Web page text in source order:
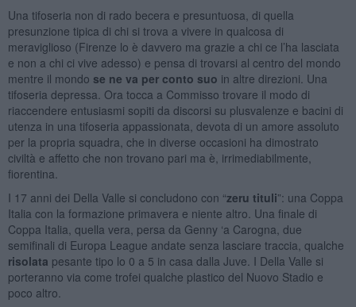
Una tifoseria non di rado becera e presuntuosa, di quella
presunzione tipica di chi si trova a vivere in qualcosa di
meraviglioso (Firenze lo è davvero ma grazie a chi ce l’ha lasciata
e non a chi ci vive adesso) e pensa di trovarsi al centro del mondo
mentre il mondo se ne va per conto suo in altre direzioni. Una
tifoseria depressa. Ora tocca a Commisso trovare il modo di
riaccendere entusiasmi sopiti da discorsi su plusvalenze e bacini di
utenza in una tifoseria appassionata, devota di un amore assoluto
per la propria squadra, che in diverse occasioni ha dimostrato
civiltà e affetto che non trovano pari ma è, irrimediabilmente,
fiorentina.
I 17 anni dei Della Valle si concludono con “zeru tituli”: una Coppa
Italia con la formazione primavera e niente altro. Una finale di
Coppa Italia, quella vera, persa da Genny ‘a Carogna, due
semifinali di Europa League andate senza lasciare traccia, qualche
risolata pesante tipo lo 0 a 5 in casa dalla Juve. I Della Valle si
porteranno via come trofei qualche plastico del Nuovo Stadio e
poco altro.